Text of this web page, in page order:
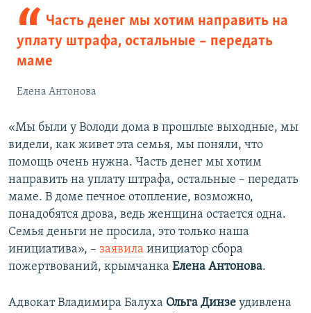
Часть денег мы хотим направить на
уплату штрафа, остальные – передать
маме
Елена Антонова
«Мы были у Володи дома в прошлые выходные, мы
видели, как живет эта семья, мы поняли, что
помощь очень нужна. Часть денег мы хотим
направить на уплату штрафа, остальные – передать
маме. В доме печное отопление, возможно,
понадобятся дрова, ведь женщина остается одна.
Семья деньги не просила, это только наша
инициатива», – заявила инициатор сбора
пожертвований, крымчанка Елена Антонова.
Адвокат Владимира Балуха Ольга Динзе удивлена